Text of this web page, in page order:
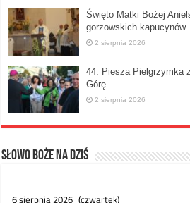
Święto Matki Bożej
gorzowskich kapucynów
2 sierpnia 2026
44. Piesza Pielgrzymka
Górę
2 sierpnia 2026
Słowo Boże na dziś